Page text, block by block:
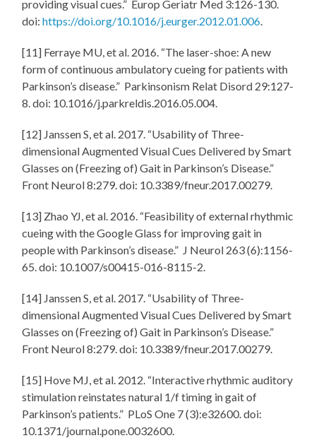
providing visual cues.” Europ Geriatr Med 3:126-130.
doi:https://doi.org/10.1016/j.eurger.2012.01.006
[11] Ferraye MU, et al. 2016. “The laser-shoe: A new
form of continuous ambulatory cueing for patients with
Parkinson’s disease.” Parkinsonism Relat Disord 29:127-
8. doi: 10.1016/j.parkreldis.2016.05.004.
[12] Janssen S, et al. 2017. “Usability of Three-
dimensional Augmented Visual Cues Delivered by Smart
Glasses on (Freezing of) Gait in Parkinson’s Disease.”
Front Neurol 8:279. doi: 10.3389/fneur.2017.00279.
[13] Zhao YJ, et al. 2016. “Feasibility of external rhythmic
cueing with the Google Glass for improving gait in
people with Parkinson’s disease.” J Neurol 263 (6):1156-
65. doi: 10.1007/s00415-016-8115-2.
[14] Janssen S, et al. 2017. “Usability of Three-
dimensional Augmented Visual Cues Delivered by Smart
Glasses on (Freezing of) Gait in Parkinson’s Disease.”
Front Neurol 8:279. doi: 10.3389/fneur.2017.00279.
[15] Hove MJ, et al. 2012. “Interactive rhythmic auditory
stimulation reinstates natural 1/f timing in gait of
Parkinson’s patients.” PLoS One 7 (3):e32600. doi:
10.1371/journal.pone.0032600.